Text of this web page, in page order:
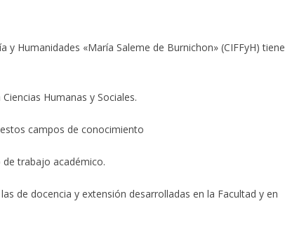
y Humanidades «María Saleme de Burnichon» (CIFFyH) tiene
Humanas y Sociales.
campos de conocimiento
trabajo académico.
de docencia y extensión desarrolladas en la Facultad y en